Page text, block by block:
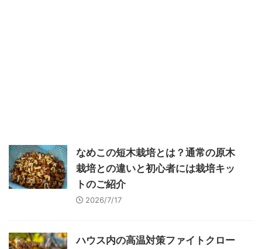
なめこの短木栽培とは？通常の原木
栽培との違いと初心者には栽培キッ
トのご紹介
2026/7/17
ハウス内の高温対策ファイトクロー